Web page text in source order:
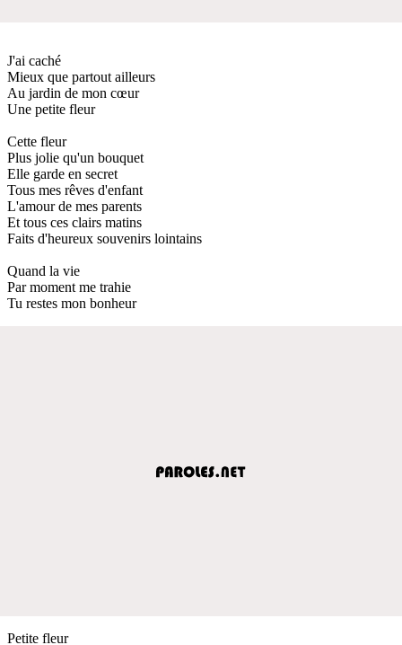
J'ai caché
Mieux que partout ailleurs
Au jardin de mon cœur
Une petite fleur
Cette fleur
Plus jolie qu'un bouquet
Elle garde en secret
Tous mes rêves d'enfant
L'amour de mes parents
Et tous ces clairs matins
Faits d'heureux souvenirs lointains
Quand la vie
Par moment me trahie
Tu restes mon bonheur
Petite fleur